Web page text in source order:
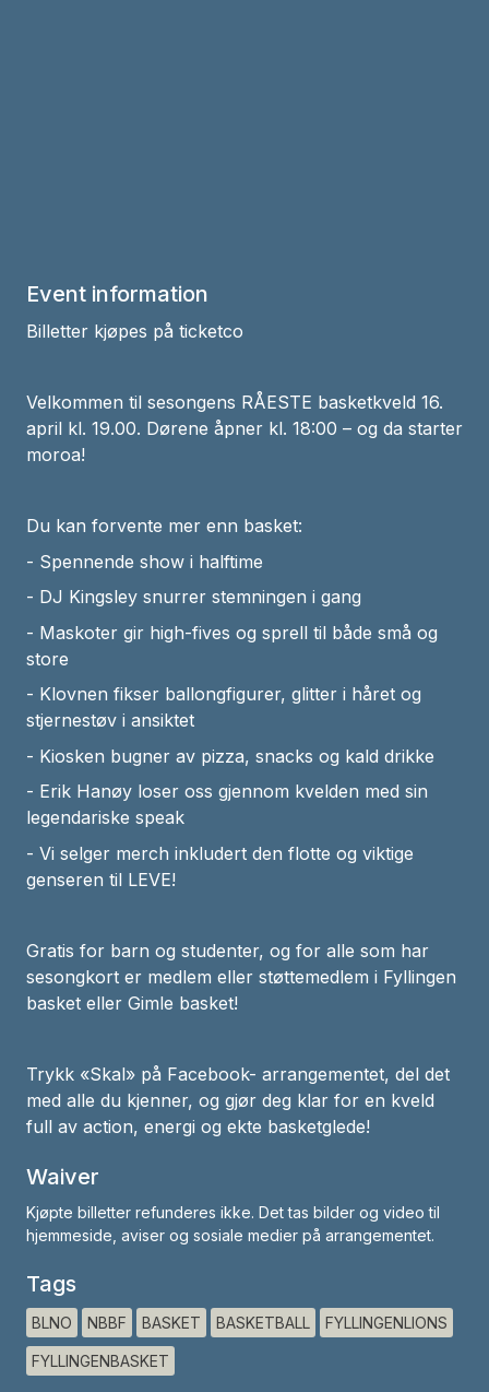
Event information
Billetter kjøpes på ticketco
Velkommen til sesongens RÅESTE basketkveld 16.
april kl. 19.00. Dørene åpner kl. 18:00 – og da starter
moroa!
Du kan forvente mer enn basket:
- Spennende show i halftime
- DJ Kingsley snurrer stemningen i gang
- Maskoter gir high-fives og sprell til både små og
store
- Klovnen fikser ballongfigurer, glitter i håret og
stjernestøv i ansiktet
- Kiosken bugner av pizza, snacks og kald drikke
- Erik Hanøy loser oss gjennom kvelden med sin
legendariske speak
- Vi selger merch inkludert den flotte og viktige
genseren til LEVE!
Gratis for barn og studenter, og for alle som har
sesongkort er medlem eller støttemedlem i Fyllingen
basket eller Gimle basket!
Trykk «Skal» på Facebook- arrangementet, del det
med alle du kjenner, og gjør deg klar for en kveld
full av action, energi og ekte basketglede!
Waiver
Kjøpte billetter refunderes ikke. Det tas bilder og video til
hjemmeside, aviser og sosiale medier på arrangementet.
Tags
BLNO NBBF BASKET BASKETBALL FYLLINGENLIONS
FYLLINGENBASKET